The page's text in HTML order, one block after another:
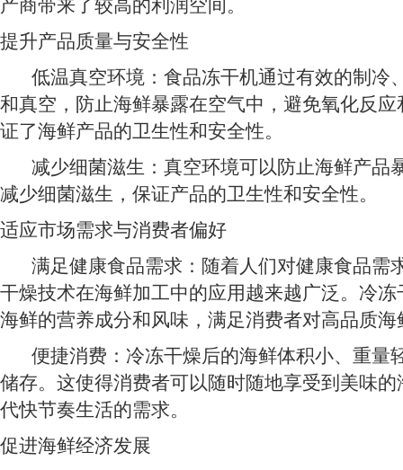
产商带来了较高的利润空间。
提升产品质量与安全性
低温真空环境：食品冻干机通过有效的制冷
和真空，防止海鲜暴露在空气中，避免氧化反
证了海鲜产品的卫生性和安全性。
减少细菌滋生：真空环境可以防止海鲜产品
减少细菌滋生，保证产品的卫生性和安全性。
适应市场需求与消费者偏好
满足健康食品需求：随着人们对健康食品需
干燥技术在海鲜加工中的应用越来越广泛。冷
海鲜的营养成分和风味，满足消费者对高品质海
便捷消费：冷冻干燥后的海鲜体积小、重量
储存。这使得消费者可以随时随地享受到美味
代快节奏生活的需求。
促进海鲜经济发展